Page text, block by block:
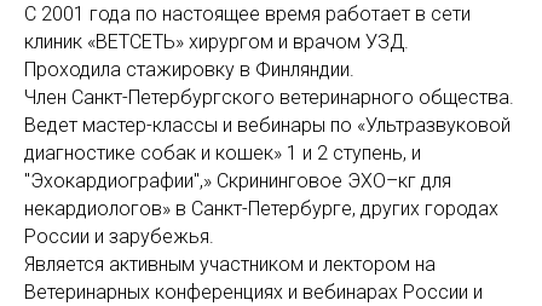
С 2001 года по настоящее время работает в сети
клиник «ВЕТСЕТЬ» хирургом и врачом УЗД.
Проходила стажировку в Финляндии.
Член Санкт-Петербургского ветеринарного общества.
Ведет мастер-классы и вебинары по «Ультразвуковой
диагностике собак и кошек» 1 и 2 ступень, и
"Эхокардиографии",» Скрининговое ЭХО–кг для
некардиологов» в Санкт-Петербурге, других городах
России и зарубежья.
Является активным участником и лектором на
Ветеринарных конференциях и вебинарах России и